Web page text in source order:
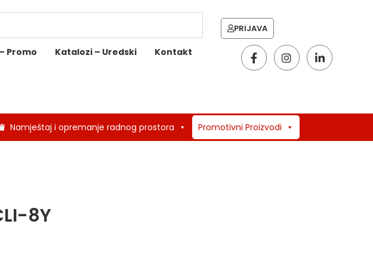
Promo Katalozi – Uredski Kontakt
PRIJAVA
Namještaj i opremanje radnog prostora Promotivni Proizvodi
8Y